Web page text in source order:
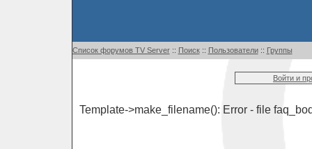
Список форумов TV Server:: Поиск:: Пользователи:: Группы
Войти и
Template->make_filename(): Error - file